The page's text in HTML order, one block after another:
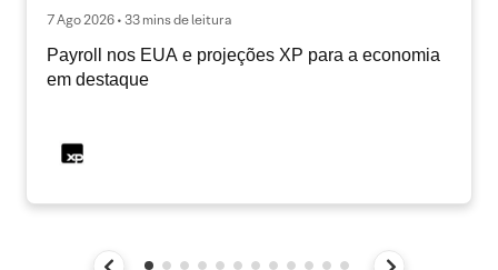
7 Ago 2026 • 33 mins de leitura
Payroll nos EUA e projeções XP para a economia
em destaque